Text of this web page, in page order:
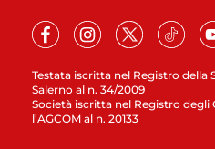
Testata iscritta nel Registro della
Salerno al n. 34/2009
Società iscritta nel Registro
l’AGCOM al n. 20133